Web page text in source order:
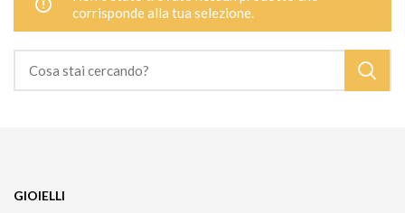
corrisponde alla tua selezione.
GIOIELLI